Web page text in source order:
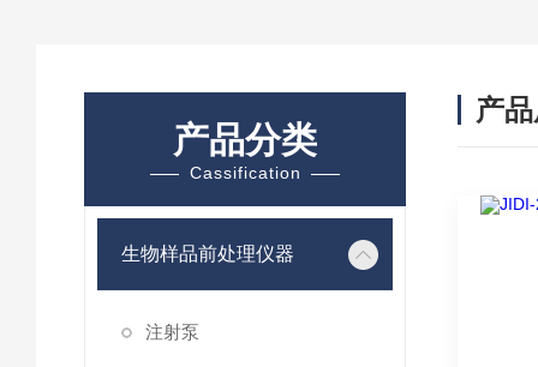
产品分类
Cassification
生物样品前处理仪器
注射泵
产